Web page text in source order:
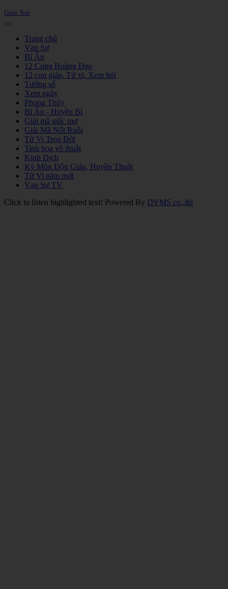
Goto Top
Trang chủ
Vạn Sự
Bí Ẩn
12 Cung Hoàng Đạo
12 con giáp, Tử vi, Xem bói
Tướng số
Xem ngày
Phong Thủy
Bí Ẩn - Huyền Bí
Giải mã giấc mơ
Giải Mã Nốt Ruồi
Tử Vi Trọn Đời
Tinh hoa võ thuật
Kinh Dịch
Kỳ Môn Độn Giáp, Huyền Thuật
Tử Vi năm mới
Vạn Sự TV
Click to listen highlighted text! Powered By DVMS co.,ltd